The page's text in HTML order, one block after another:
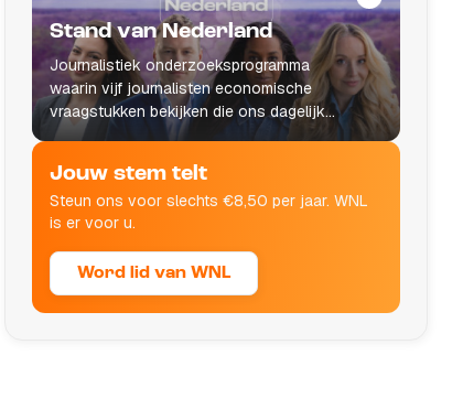
Stand van Nederland
Journalistiek onderzoeksprogramma
waarin vijf journalisten economische
vraagstukken bekijken die ons dagelijks
leven raken.
Jouw stem telt
Steun ons voor slechts €8,50 per jaar. WNL
is er voor u.
Word lid van WNL